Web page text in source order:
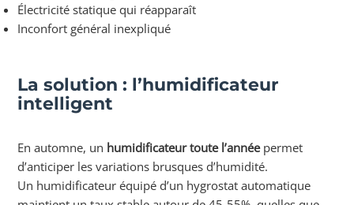
Électricité statique qui réapparaît
Inconfort général inexpliqué
La solution : l’humidificateur
intelligent
En automne, un humidificateur toute l’annéepermet
d’anticiper les variations brusques d’humidité.
Un humidificateur équipé d’un hygrostat automatique